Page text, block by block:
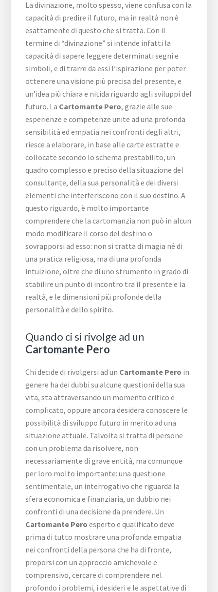
La divinazione, molto spesso, viene confusa con la
capacità di predire il futuro, ma in realtà non è
esattamente di questo che si tratta. Con il
termine di “divinazione” si intende infatti la
capacità di sapere leggere determinati segni e
simboli, e di trarre da essi l’ispirazione per poter
ottenere una visione più precisa del presente, e
un’idea più chiara e nitida riguardo agli sviluppi del
futuro. La Cartomante Pero, grazie alle sue
esperienze e competenze unite ad una profonda
sensibilità ed empatia nei confronti degli altri,
riesce a elaborare, in base alle carte estratte e
collocate secondo lo schema prestabilito, un
quadro complesso e preciso della situazione del
consultante, della sua personalità e dei diversi
elementi che interferiscono con il suo destino. A
questo riguardo, è molto importante
comprendere che la cartomanzia non può in alcun
modo modificare il corso del destino o
sovrapporsi ad esso: non si tratta di magia né di
una pratica religiosa, ma di una profonda
intuizione, oltre che di uno strumento in grado di
stabilire un punto di incontro tra il presente e la
realtà, e le dimensioni più profonde della
personalità e dello spirito.
Quando ci si rivolge ad un
Cartomante Pero
Chi decide di rivolgersi ad un Cartomante Pero in
genere ha dei dubbi su alcune questioni della sua
vita, sta attraversando un momento critico e
complicato, oppure ancora desidera conoscere le
possibilità di sviluppo futuro in merito ad una
situazione attuale. Talvolta si tratta di persone
con un problema da risolvere, non
necessariamente di grave entità, ma comunque
per loro molto importante: una questione
sentimentale, un interrogativo che riguarda la
sfera economica e finanziaria, un dubbio nei
confronti di una decisione da prendere. Un
Cartomante Pero esperto e qualificato deve
prima di tutto mostrare una profonda empatia
nei confronti della persona che ha di fronte,
proporsi con un approccio amichevole e
comprensivo, cercare di comprendere nel
profondo i problemi, i desideri e le aspettative di